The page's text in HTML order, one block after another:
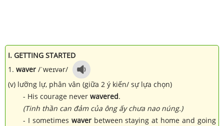
I. GETTING STARTED
1. waver /ˈweɪvər/
(v) lưỡng lự, phân vân (giữa 2 ý kiến/ sự lựa chọn)
- His courage never wavered.
(Tinh thần can đảm của ông ấy chưa nao núng.)
- I sometimes waver between staying at home and going